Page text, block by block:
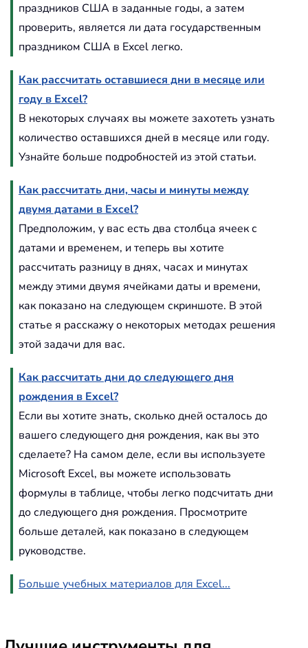
праздников США в заданные годы, а затем
проверить, является ли дата государственным
праздником США в Excel легко.
Как рассчитать оставшиеся дни в месяце или
году в Excel?
В некоторых случаях вы можете захотеть узнать
количество оставшихся дней в месяце или году.
Узнайте больше подробностей из этой статьи.
Как рассчитать дни, часы и минуты между
двумя датами в Excel?
Предположим, у вас есть два столбца ячеек с
датами и временем, и теперь вы хотите
рассчитать разницу в днях, часах и минутах
между этими двумя ячейками даты и времени,
как показано на следующем скриншоте. В этой
статье я расскажу о некоторых методах решения
этой задачи для вас.
Как рассчитать дни до следующего дня
рождения в Excel?
Если вы хотите знать, сколько дней осталось до
вашего следующего дня рождения, как вы это
сделаете? На самом деле, если вы используете
Microsoft Excel, вы можете использовать
формулы в таблице, чтобы легко подсчитать дни
до следующего дня рождения. Просмотрите
больше деталей, как показано в следующем
руководстве.
Больше учебных материалов для Excel...